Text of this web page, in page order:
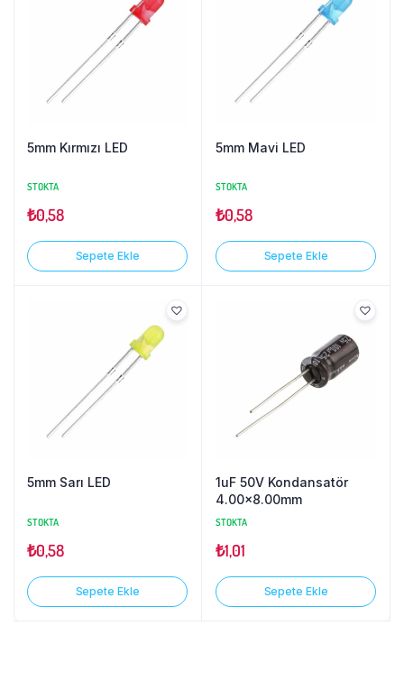
5mm Kırmızı LED
STOKTA
₺0,58
Sepete Ekle
5mm Mavi LED
STOKTA
₺0,58
Sepete Ekle
5mm Sarı LED
STOKTA
₺0,58
Sepete Ekle
1uF 50V Kondansatör
4.00×8.00mm
STOKTA
₺1,01
Sepete Ekle